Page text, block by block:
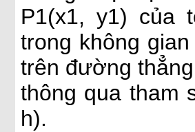
P1(x1, y1) của
trong không
trên đường
thông qua tham
h).